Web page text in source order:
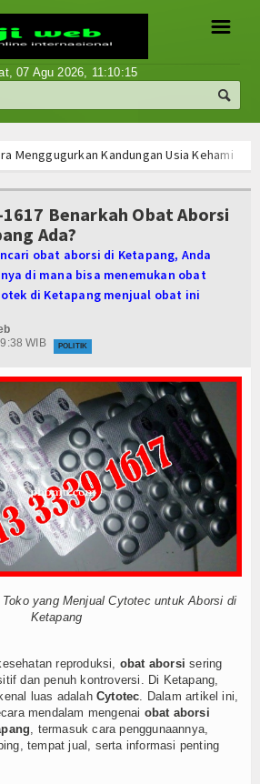
☰
07 Agu 2026, 11:10:16
Menggugurkan Kandungan Usia Kehamilan
Menggugurkan Kandungan Usia Kehamilan
Informasi Obat Aborsi Misoprostol di
Informasi Obat Aborsi Misoprostol di
Informasi Obat Aborsi Misoprostol Di
Informasi Obat Aborsi Misoprostol Di
Menggugurkan Kandungan Usia Kehamilan
Menggugurkan Kandungan Usia Kehamilan
Menggugurkan Kandungan Usia Kehamilan
Menggugurkan Kandungan Usia Kehamilan
Menggugurkan Kandungan Usia Kehamilan
Menggugurkan Kandungan Usia Kehamilan
Informasi Obat Aborsi Misoprostol di
Informasi Obat Aborsi Misoprostol di
Informasi Obat Aborsi Misoprostol Di
Informasi Obat Aborsi Misoprostol Di
Menggugurkan Kandungan Usia Kehamilan
Menggugurkan Kandungan Usia Kehamilan
Menggugurkan Kandungan Usia
Menggugurkan Kandungan Usia
Informasi Obat Aborsi Misoprostol di
Informasi Obat Aborsi Misoprostol di
Informasi Obat Aborsi Misoprostol Di
Informasi Obat Aborsi Misoprostol Di
Benarkah Obat Aborsi
Ada?
obat aborsi di Ketapang, Anda
di mana bisa menemukan obat
di Ketapang menjual obat ini
WIB
POLITIK
yang Menjual Cytotec untuk Aborsi di
Ketapang
reproduksi, obat aborsi sering
dan penuh kontroversi. Di Ketapang,
luas adalah Cytotec . Dalam artikel ini,
mendalam mengenai obat aborsi
, termasuk cara penggunaannya,
tempat jual, serta informasi penting